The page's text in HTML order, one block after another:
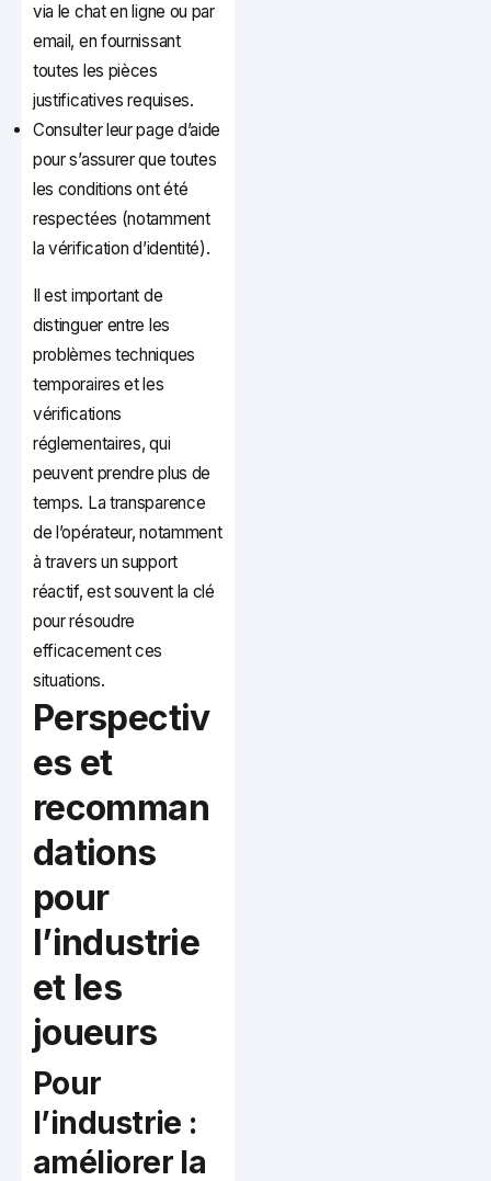
via le chat en ligne ou par
email, en fournissant
toutes les pièces
justificatives requises.
Consulter leur page d’aide
pour s’assurer que toutes
les conditions ont été
respectées (notamment
la vérification d’identité).
Il est important de
distinguer entre les
problèmes techniques
temporaires et les
vérifications
réglementaires, qui
peuvent prendre plus de
temps. La transparence
de l’opérateur, notamment
à travers un support
réactif, est souvent la clé
pour résoudre
efficacement ces
situations.
Perspectiv
es et
recomman
dations
pour
l’industrie
et les
joueurs
Pour
l’industrie :
améliorer la